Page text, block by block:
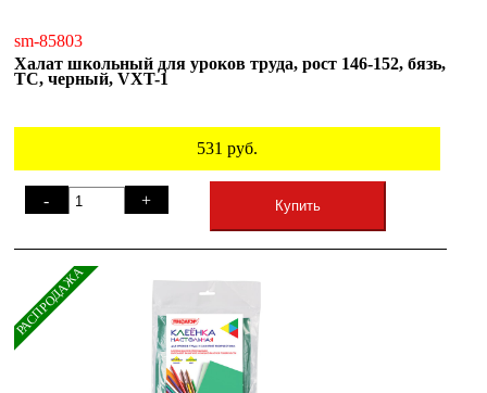
sm-85803
Халат школьный для уроков труда, рост 146-152, бязь,
ТС, черный, VXT-1
531 руб.
- + Купить
РАСПРОДАЖА